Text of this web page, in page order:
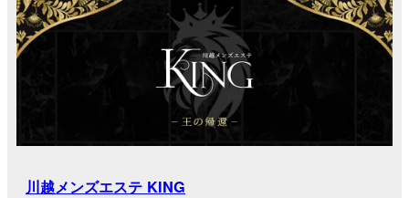
川越メンズエステ KING